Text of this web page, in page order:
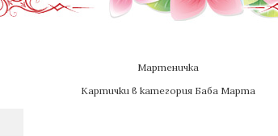
Мартеничка
Картички в категория Баба Марта